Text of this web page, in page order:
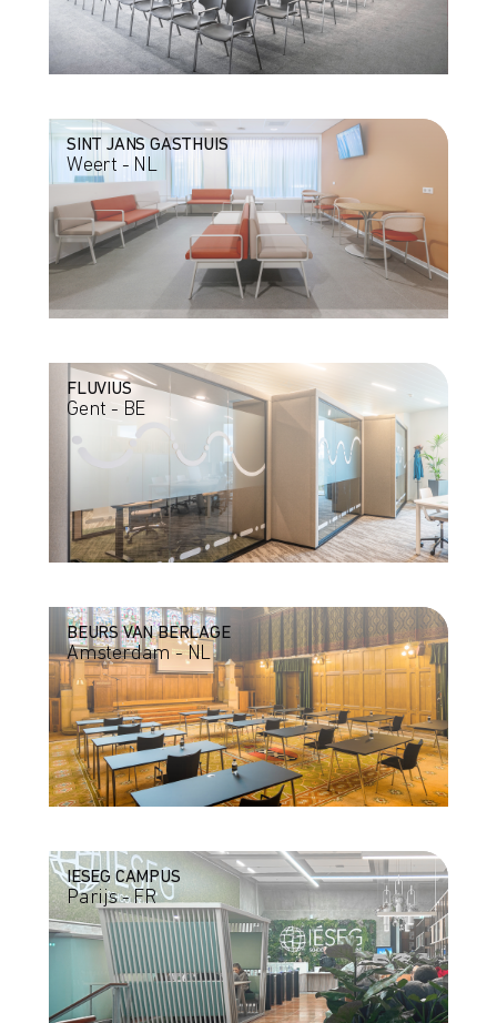
SINT JANS GASTHUIS
Weert - NL
FLUVIUS
Gent - BE
BEURS VAN BERLAGE
Amsterdam - NL
IESEG CAMPUS
Parijs - FR